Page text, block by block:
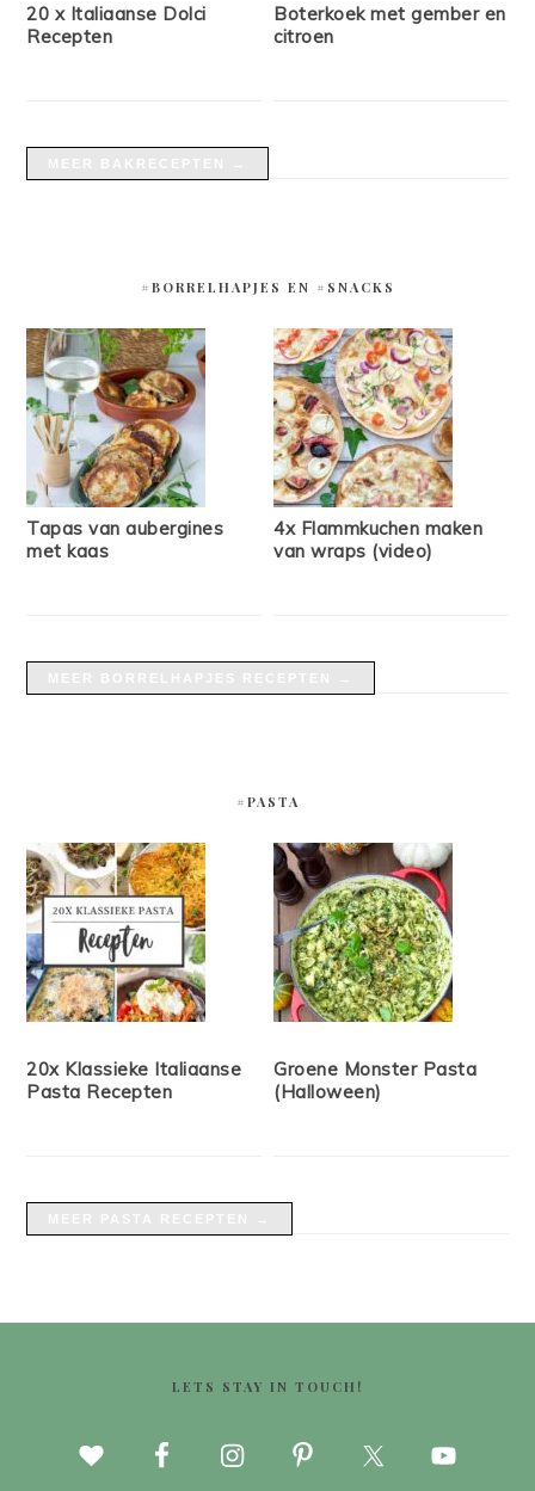
20 x Italiaanse Dolci
Recepten
Boterkoek met gember en
citroen
#BORRELHAPJES EN #SNACKS
Tapas van aubergines
met kaas
4x Flammkuchen maken
van wraps (video)
#PASTA
20x Klassieke Italiaanse
Pasta Recepten
Groene Monster Pasta
(Halloween)
LETS STAY IN TOUCH!